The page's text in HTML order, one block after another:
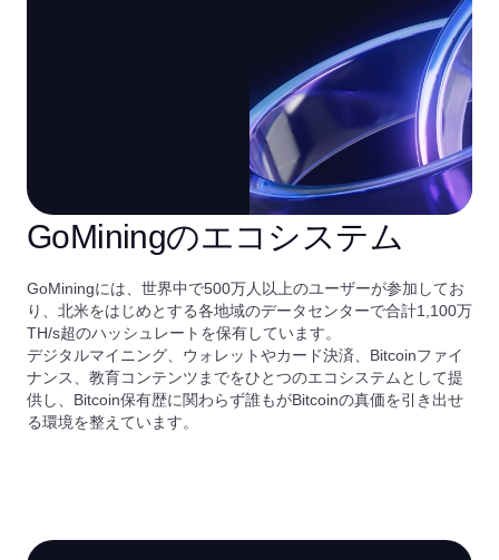
GoMiningのエコシステム
GoMiningには、世界中で500万人以上のユーザーが参加してお
り、北米をはじめとする各地域のデータセンターで合計1,100万
TH/s超のハッシュレートを保有しています。
デジタルマイニング、ウォレットやカード決済、Bitcoinファイ
ナンス、教育コンテンツまでをひとつのエコシステムとして提
供し、Bitcoin保有歴に関わらず誰もがBitcoinの真価を引き出せ
る環境を整えています。